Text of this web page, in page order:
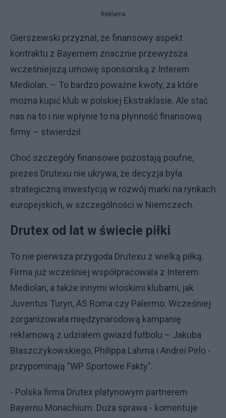
Reklama
Gierszewski przyznał, że finansowy aspekt
kontraktu z Bayernem znacznie przewyższa
wcześniejszą umowę sponsorską z Interem
Mediolan. – To bardzo poważne kwoty, za które
można kupić klub w polskiej Ekstraklasie. Ale stać
nas na to i nie wpłynie to na płynność finansową
firmy – stwierdził.
Choć szczegóły finansowe pozostają poufne,
prezes Drutexu nie ukrywa, że decyzja była
strategiczną inwestycją w rozwój marki na rynkach
europejskich, w szczególności w Niemczech.
Drutex od lat w świecie piłki
To nie pierwsza przygoda Drutexu z wielką piłką.
Firma już wcześniej współpracowała z Interem
Mediolan, a także innymi włoskimi klubami, jak
Juventus Turyn, AS Roma czy Palermo. Wcześniej
zorganizowała międzynarodową kampanię
reklamową z udziałem gwiazd futbolu – Jakuba
Błaszczykowskiego, Philippa Lahma i Andrei Pirlo -
przypominają "WP Sportowe Fakty".
- Polska firma Drutex platynowym partnerem
Bayernu Monachium. Duża sprawa - komentuje